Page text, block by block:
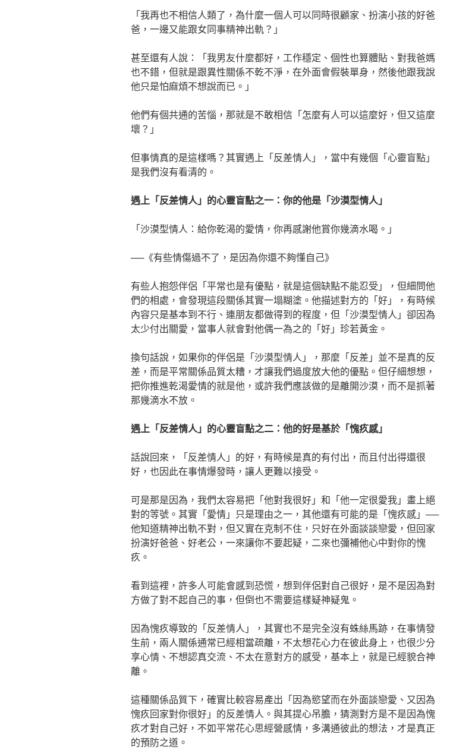
「我再也不相信人類了，為什麼一個人可以同時很顧家、扮演小孩的好爸
爸，一邊又能跟女同事精神出軌？」
甚至還有人說：「我男友什麼都好，工作穩定、個性也算體貼、對我爸媽
也不錯，但就是跟異性關係不乾不淨，在外面會假裝單身，然後他跟我說
他只是怕麻煩不想說而已。」
他們有個共通的苦惱，那就是不敢相信「怎麼有人可以這麼好，但又這麼
壞？」
但事情真的是這樣嗎？其實遇上「反差情人」，當中有幾個「心靈盲點」
是我們沒有看清的。
遇上「反差情人」的心靈盲點之一：你的他是「沙漠型情人」
「沙漠型情人：給你乾渴的愛情，你再感謝他賞你幾滴水喝。」
──《有些情傷過不了，是因為你還不夠懂自己》
有些人抱怨伴侶「平常也是有優點，就是這個缺點不能忍受」，但細問他
們的相處，會發現這段關係其實一塌糊塗。他描述對方的「好」，有時候
內容只是基本到不行、連朋友都做得到的程度，但「沙漠型情人」卻因為
太少付出關愛，當事人就會對他偶一為之的「好」珍若黃金。
換句話說，如果你的伴侶是「沙漠型情人」，那麼「反差」並不是真的反
差，而是平常關係品質太糟，才讓我們過度放大他的優點。但仔細想想，
把你推進乾渴愛情的就是他，或許我們應該做的是離開沙漠，而不是抓著
那幾滴水不放。
遇上「反差情人」的心靈盲點之二：他的好是基於「愧疚感」
話說回來，「反差情人」的好，有時候是真的有付出，而且付出得還很
好，也因此在事情爆發時，讓人更難以接受。
可是那是因為，我們太容易把「他對我很好」和「他一定很愛我」畫上絕
對的等號。其實「愛情」只是理由之一，其他還有可能的是「愧疚感」──
他知道精神出軌不對，但又實在克制不住，只好在外面談談戀愛，但回家
扮演好爸爸、好老公，一來讓你不要起疑，二來也彌補他心中對你的愧
疚。
看到這裡，許多人可能會感到恐慌，想到伴侶對自己很好，是不是因為對
方做了對不起自己的事，但倒也不需要這樣疑神疑鬼。
因為愧疚導致的「反差情人」，其實也不是完全沒有蛛絲馬跡，在事情發
生前，兩人關係通常已經相當疏離，不太想花心力在彼此身上，也很少分
享心情、不想認真交流、不太在意對方的感受，基本上，就是已經貌合神
離。
這種關係品質下，確實比較容易產出「因為慾望而在外面談戀愛、又因為
愧疚回家對你很好」的反差情人。與其提心吊膽，猜測對方是不是因為愧
疚才對自己好，不如平常花心思經營感情，多溝通彼此的想法，才是真正
的預防之道。